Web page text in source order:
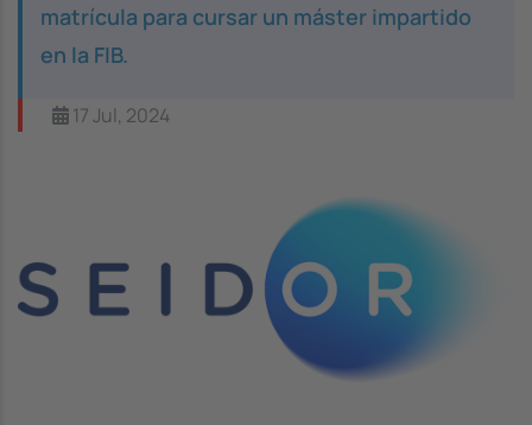
matrícula para cursar un máster impartido
en la FIB.
17 Jul, 2024